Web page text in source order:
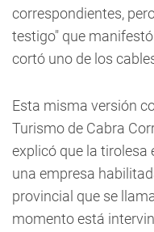
correspondientes,
testigo" que
cortó uno de los
Esta misma versión
Turismo de Cabra
explicó que la tirolesa
una empresa
provincial que se
momento está